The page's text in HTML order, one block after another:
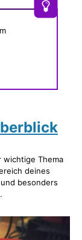
wichtige Thema
deines
besonders